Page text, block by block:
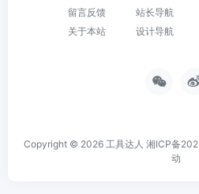
留言反馈
关于本站
站长导航
设计导航
Copyright © 2026 工具达人 湘ICP备
动